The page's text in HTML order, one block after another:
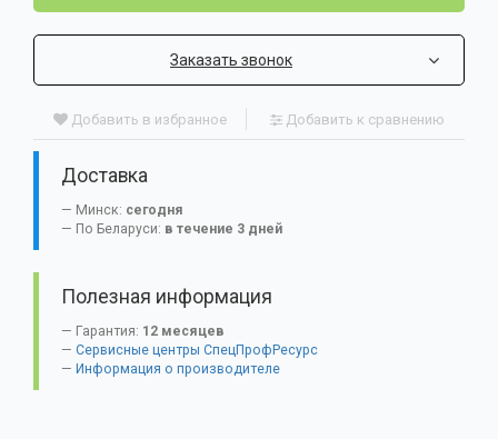
Заказать звонок
Добавить в избранное Добавить к сравнению
Доставка
Минск: сегодня
По Беларуси: в течение 3 дней
Полезная информация
Гарантия: 12 месяцев
Сервисные центры СпецПрофРесурс
Информация о производителе